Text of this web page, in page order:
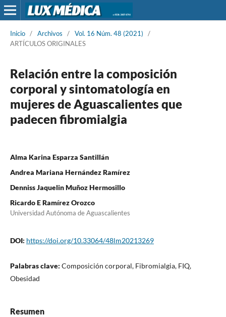
Inicio / Archivos / Vol. 16 Núm. 48 (2021)
/
ARTÍCULOS ORIGINALES
Relación entre la composición
corporal y sintomatología en
mujeres de Aguascalientes que
padecen fibromialgia
Alma Karina Esparza Santillán
Andrea Mariana Hernández Ramírez
Denniss Jaquelin Muñoz Hermosillo
Ricardo E Ramírez Orozco
Universidad Autónoma de Aguascalientes
DOI: https://doi.org/10.33064/48lm20213269
Palabras clave: Composición corporal, Fibromialgia, FIQ,
Obesidad
Resumen